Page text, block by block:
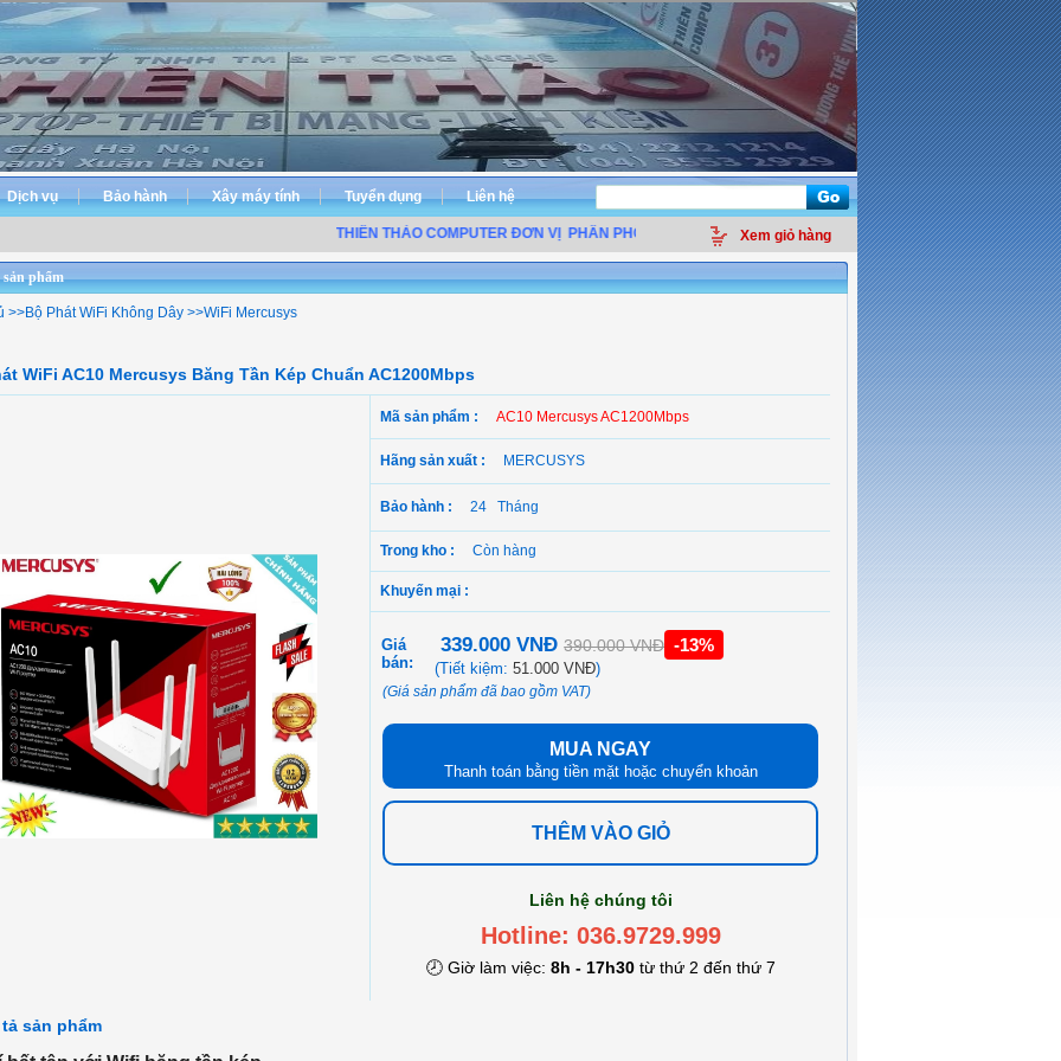
Dịch vụ Bảo hành Xây máy tính Tuyển dụng Liên hệ
THIÊN THẢO COMPUTER ĐƠN VỊ PHÂN PHỐI LINH KIỆN ĐIỆN TỬ MÁY TÍNH - THIẾT BỊ VĂN PHÒNG - GIẢI
Xem giỏ hàng
phẩm
>>Bộ Phát WiFi Không Dây >>WiFi Mercusys
WiFi AC10 Mercusys Băng Tần Kép Chuẩn AC1200Mbps
Mã sản phẩm : AC10 Mercusys AC1200Mbps
Hãng sản xuất : MERCUSYS
Bảo hành : 24 Tháng
Trong kho : Còn hàng
Khuyến mại :
Giá
bán:
339.000 VNĐ 390.000 VNĐ -13%
(Tiết kiệm:51.000 VNĐ)
(Giá sản phẩm đã bao gồm VAT)
MUA NGAY
Thanh toán bằng tiền mặt hoặc chuyển khoản
THÊM VÀO GIỎ
Liên hệ chúng tôi
Hotline: 036.9729.999
🕗 Giờ làm việc: 8h - 17h30từ thứ 2 đến thứ 7
sản phẩm